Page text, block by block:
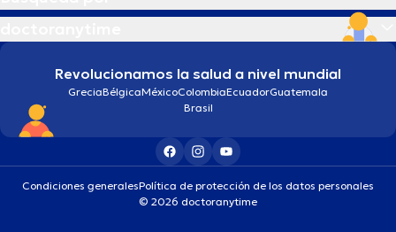
Revolucionamos la salud a nivel mundial
GreciaBélgicaMéxicoColombiaEcuadorGuatemala
Brasil
Condiciones generalesPolítica de protección de los datos personales
© 2026 doctoranytime